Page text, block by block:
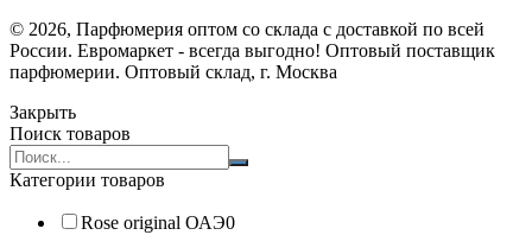
© 2026, Парфюмерия оптом со склада с доставкой по всей
России. Евромаркет - всегда выгодно! Оптовый поставщик
парфюмерии. Оптовый склад, г. Москва
Закрыть
Поиск товаров
Search
products:
Категории товаров
Rose original ОАЭ0